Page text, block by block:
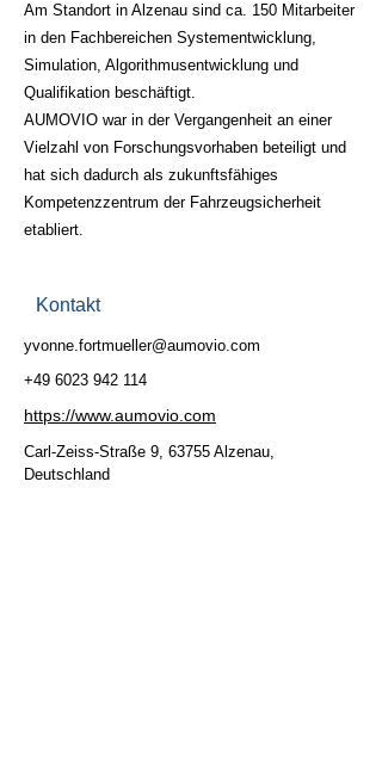
Am Standort in Alzenau sind ca. 150 Mitarbeiter
in den Fachbereichen Systementwicklung,
Simulation, Algorithmusentwicklung und
Qualifikation beschäftigt.
AUMOVIO war in der Vergangenheit an einer
Vielzahl von Forschungsvorhaben beteiligt und
hat sich dadurch als zukunftsfähiges
Kompetenzzentrum der Fahrzeugsicherheit
etabliert.
Kontakt
yvonne.fortmueller@aumovio.com
+49 6023 942 114
https://www.aumovio.com
Carl-Zeiss-Straße 9, 63755 Alzenau,
Deutschland